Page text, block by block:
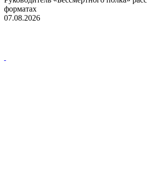
форматах
07.08.2026